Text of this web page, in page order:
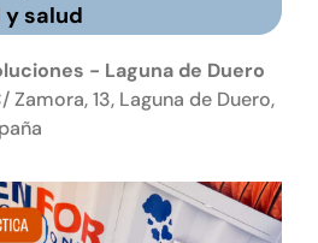
y salud
- Laguna de Duero
Zamora, 13, Laguna de Duero,